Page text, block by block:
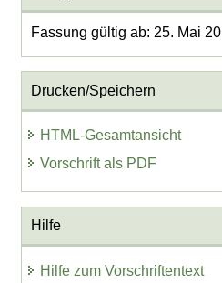
Fassung gültig ab: 25. Mai
Drucken/Speichern
HTML-Gesamtansicht
Vorschrift als PDF
Hilfe
Hilfe zum Vorschriftentext